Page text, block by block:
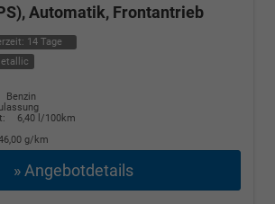
Automatik, Frontantrieb
14 Tage
Benzin
6,40 l/100km
g/km
» Angebotdetails